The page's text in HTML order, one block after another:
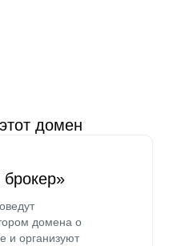
домен
домена о
и организуют